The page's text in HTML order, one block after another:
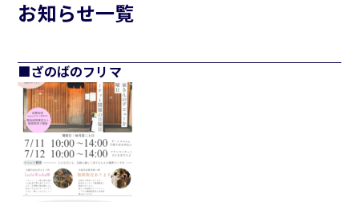
お知らせ一覧
ざのばのフリマ